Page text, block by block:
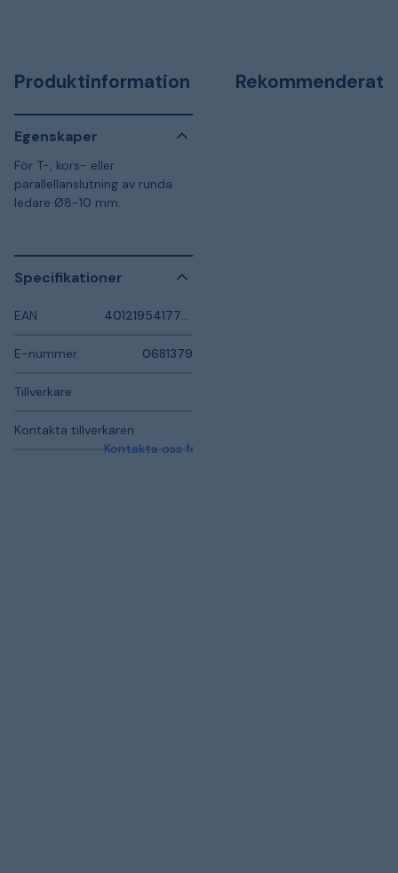
Produktinformation
Egenskaper
För T-, kors- eller
parallellanslutning av runda
ledare Ø8-10 mm.
Specifikationer
EAN 4012195417798
E-nummer 0681379
Tillverkare
Kontakta tillverkaren
Kontakta oss för mer information
Rekommenderat